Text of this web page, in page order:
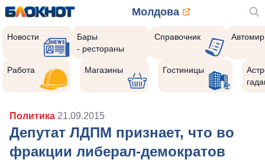
Молдова
Новости
Бары
- рестораны
Справочник Автомир
Работа Магазины Гостиницы
Политика 21.09.2015
Депутат ЛДПМ признает, что во
фракции либерал-демократов